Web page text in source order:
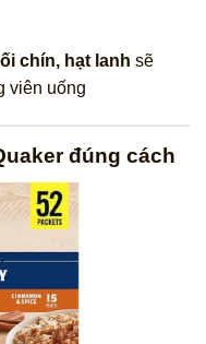
chín, hạt lanh sẽ
viên uống
đúng cách